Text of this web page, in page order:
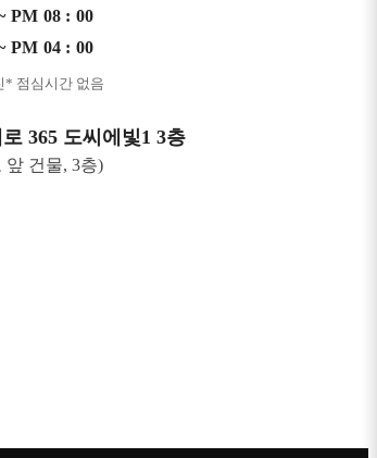
PM 08 : 00
PM 04 : 00
* 점심시간 없음
365 도씨에빛1 3층
앞 건물, 3층)